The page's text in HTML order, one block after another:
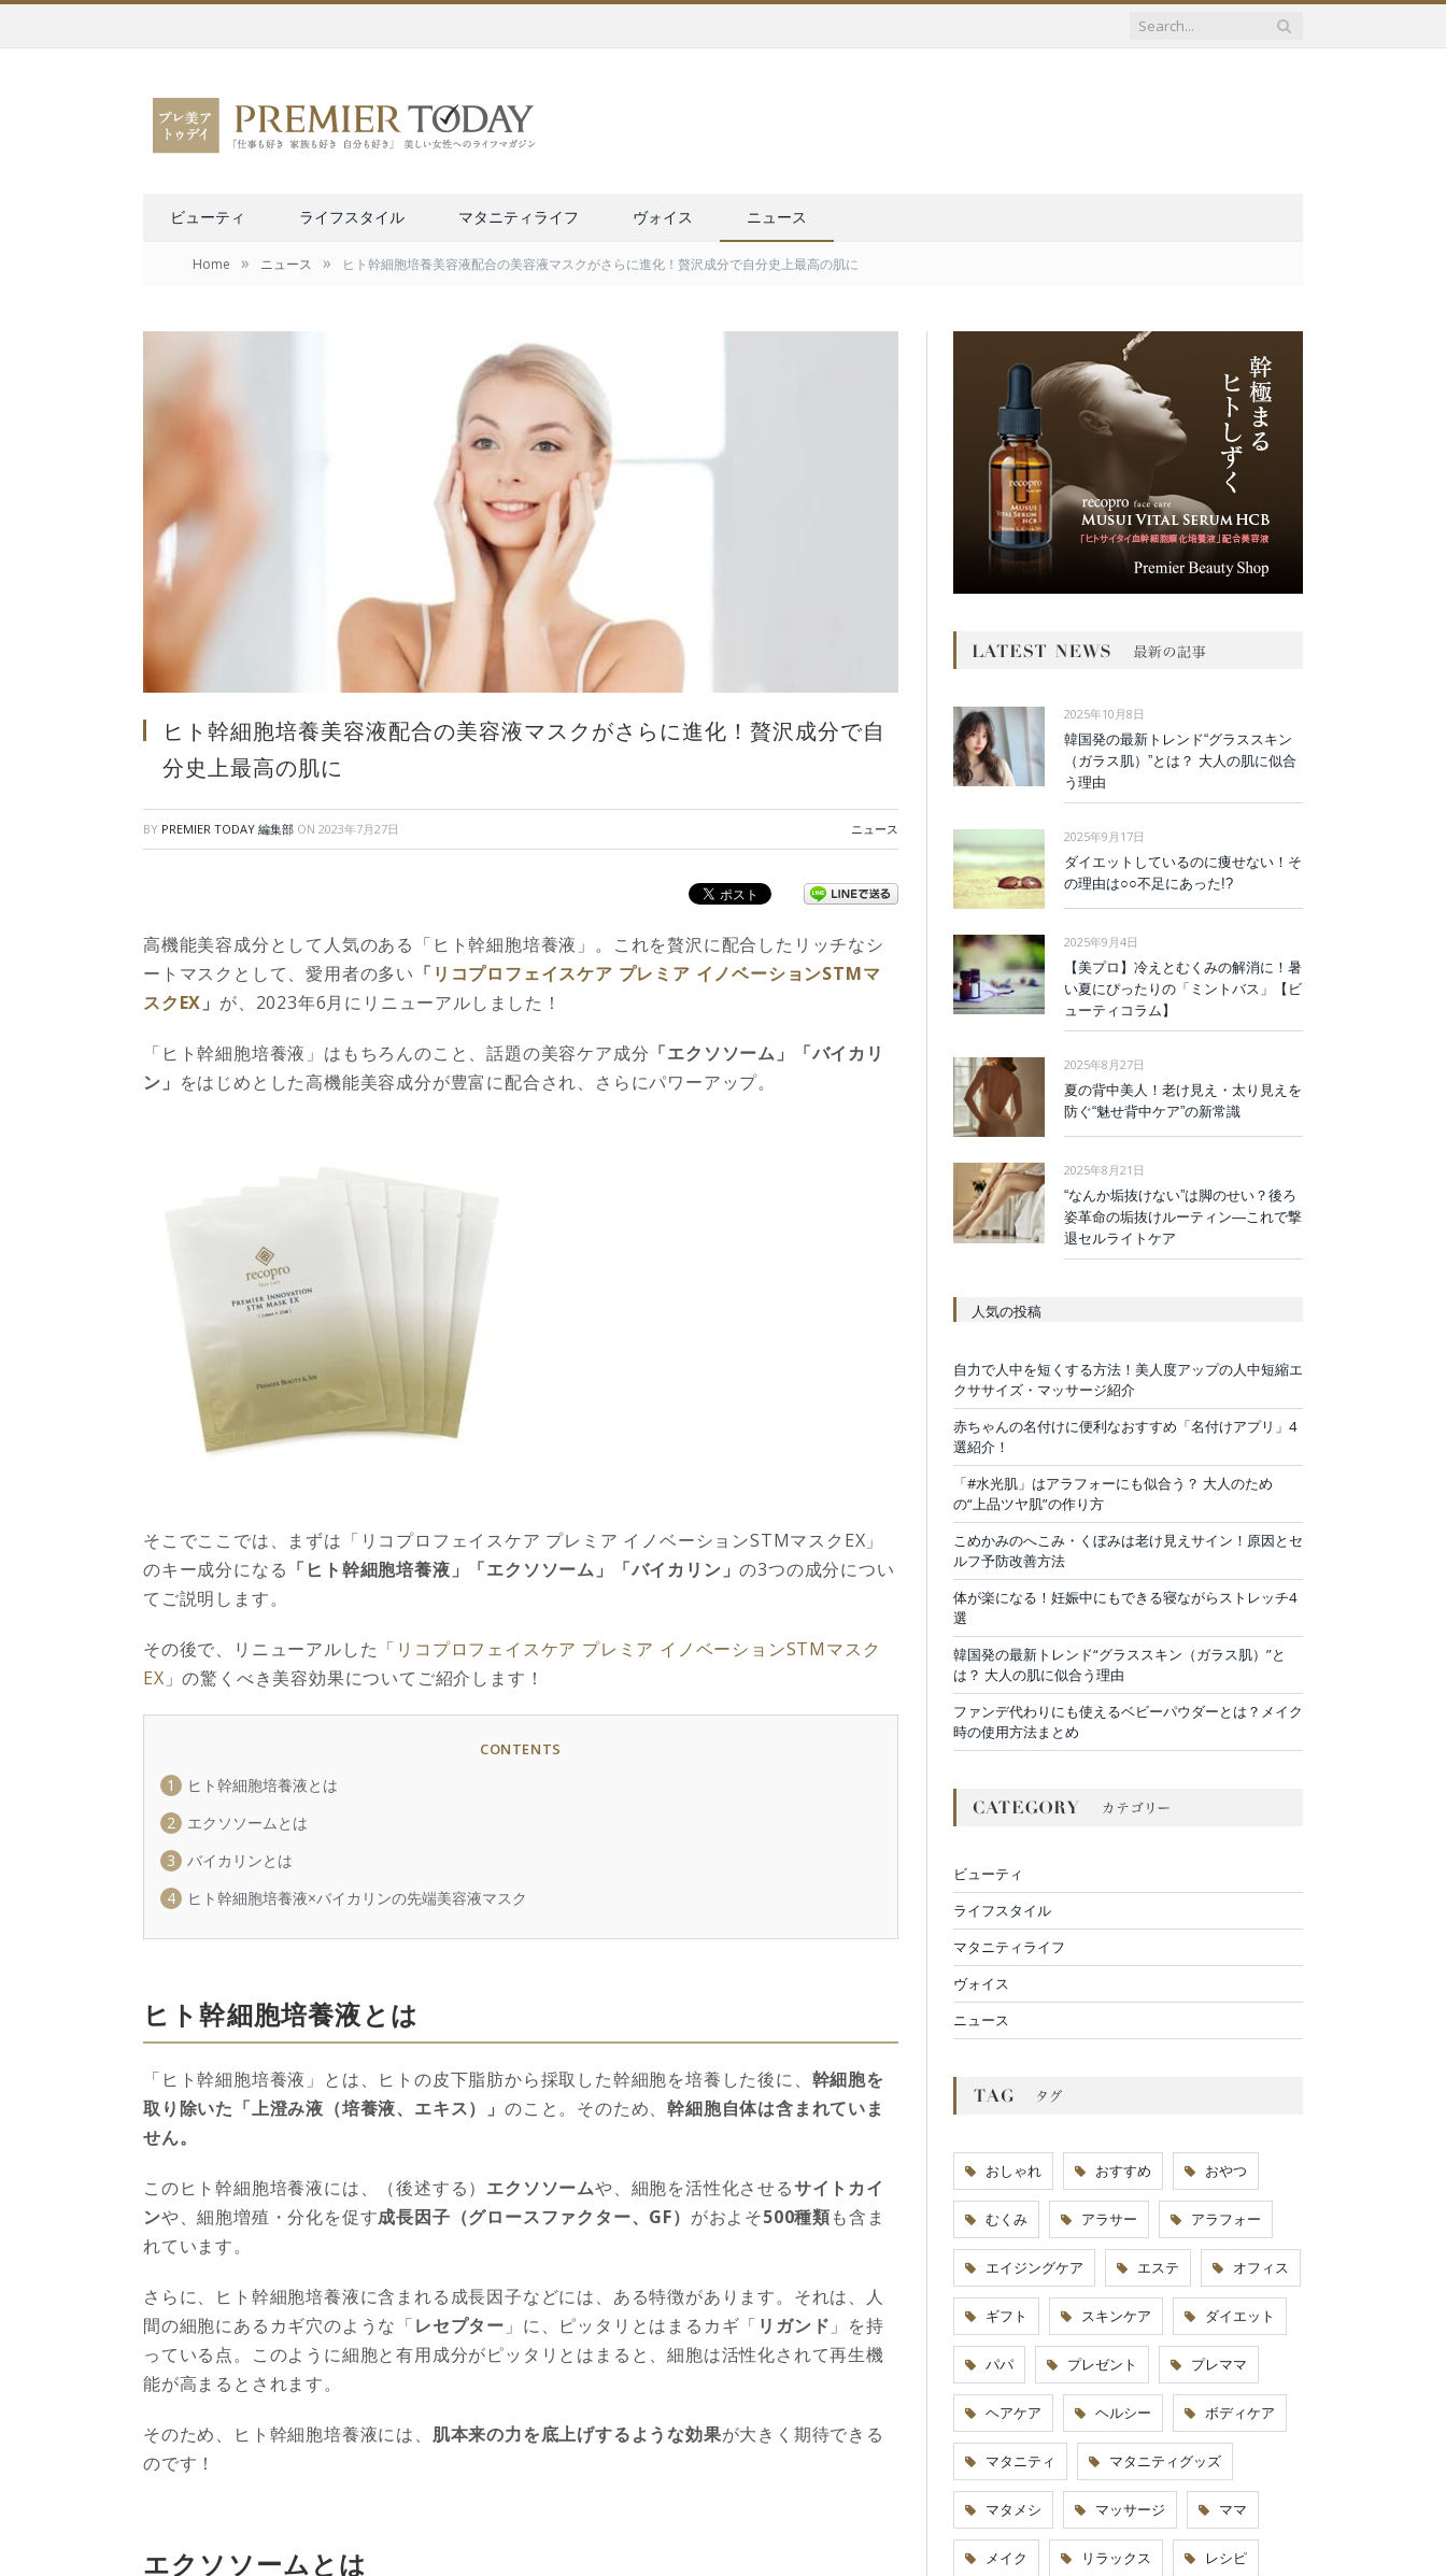
ビューティ ライフスタイル マタニティライフ ヴォイス ニュース
Home » ニュース » ヒト幹細胞培養美容液配合の美容液マスクがさらに進化！贅沢成分で自分史上最高の肌に
ヒト幹細胞培養美容液配合の美容液マスクがさらに進化！贅沢成分で自
分史上最高の肌に
BY PREMIER TODAY 編集部 ON 2023年7月27日 ニュース
高機能美容成分として人気のある「ヒト幹細胞培養液」。これを贅沢に配合したリッチなシ
ートマスクとして、愛用者の多い 「 リコプロフェイスケア プレミア イノベーションSTMマ
スクEX 」 が、2023年6月にリニューアルしました！
「ヒト幹細胞培養液」はもちろんのこと、話題の美容ケア成分 「エクソソーム」「バイカリ
ン」 をはじめとした高機能美容成分が豊富に配合され、さらにパワーアップ。
そこでここでは、まずは「リコプロフェイスケア プレミア イノベーションSTMマスクEX」
のキー成分になる 「ヒト幹細胞培養液」「エクソソーム」「バイカリン」の3つの成分につい
てご説明します。
その後で、リニューアルした「 リコプロフェイスケア プレミア イノベーションSTMマスク
EX 」の驚くべき美容効果についてご紹介します！
CONTENTS
1
ヒト幹細胞培養液とは
2
エクソソームとは
3
バイカリンとは
4
ヒト幹細胞培養液×バイカリンの先端美容液マスク
ヒト幹細胞培養液とは
「ヒト幹細胞培養液」とは、ヒトの皮下脂肪から採取した幹細胞を培養した後に、 幹細胞を
取り除いた「上澄み液（培養液、エキス）」 のこと。そのため、幹細胞自体は含まれていま
せん。
このヒト幹細胞培養液には、（後述する） エクソソームや、細胞を活性化させるサイトカイ
ンや、細胞増殖・分化を促す成長因子（グロースファクター、GF） がおよそ500種類も含ま
れています。
さらに、ヒト幹細胞培養液に含まれる成長因子などには、ある特徴があります。それは、人
間の細胞にあるカギ穴のような「レセプター 」に、ピッタリとはまるカギ「 リガンド 」を持
っている点。このように細胞と有用成分がピッタリとはまると、細胞は活性化されて再生機
能が高まるとされます。
そのため、ヒト幹細胞培養液には、 肌本来の力を底上げするような効果が大きく期待できる
のです！
エクソソームとは
2025年10月8日
韓国発の最新トレンド“グラススキン
（ガラス肌）”とは？ 大人の肌に似合
う理由
2025年9月17日
ダイエットしているのに痩せない！そ
の理由は○○不足にあった!?
2025年9月4日
【美プロ】冷えとむくみの解消に！暑
い夏にぴったりの「ミントバス」【ビ
ューティコラム】
2025年8月27日
夏の背中美人！老け見え・太り見えを
防ぐ“魅せ背中ケア”の新常識
2025年8月21日
“なんか垢抜けない”は脚のせい？後ろ
姿革命の垢抜けルーティン—これで撃
退セルライトケア
人気の投稿
自力で人中を短くする方法！美人度アップの人中短縮エ
クササイズ・マッサージ紹介
赤ちゃんの名付けに便利なおすすめ「名付けアプリ」4
選紹介！
「#水光肌」はアラフォーにも似合う？ 大人のため
の“上品ツヤ肌”の作り方
こめかみのへこみ・くぼみは老け見えサイン！原因とセ
ルフ予防改善方法
体が楽になる！妊娠中にもできる寝ながらストレッチ4
選
韓国発の最新トレンド“グラススキン（ガラス肌）”と
は？ 大人の肌に似合う理由
ファンデ代わりにも使えるベビーパウダーとは？メイク
時の使用方法まとめ
ビューティ
ライフスタイル
マタニティライフ
ヴォイス
ニュース
おしゃれ おすすめ おやつ
むくみ アラサー アラフォー
エイジングケア エステ オフィス
ギフト スキンケア ダイエット
パパ プレゼント プレママ
ヘアケア ヘルシー ボディケア
マタニティ マタニティグッズ
マタメシ マッサージ ママ
メイク リラックス レシピ